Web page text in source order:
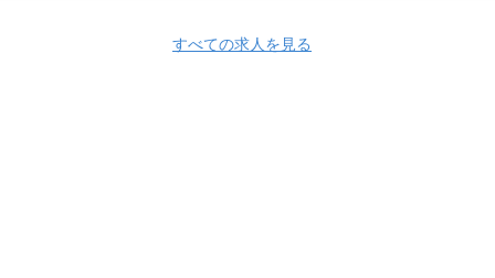
すべての求人を見る